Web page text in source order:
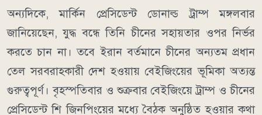
অন্যদিকে, মার্কিন প্রেসিডেন্ট ডোনাল্ড ট্রাম্প মঙ্গলবার
জানিয়েছেন, যুদ্ধ বন্ধে তিনি চীনের সহায়তার ওপর নির্ভর
করতে চান না। তবে ইরান বর্তমানে চীনের অন্যতম প্রধান
তেল সরবরাহকারী দেশ হওয়ায় বেইজিংয়ের ভূমিকা অত্যন্ত
গুরুত্বপূর্ণ। বৃহস্পতিবার ও শুক্রবার বেইজিংয়ে ট্রাম্প ও চীনের
প্রেসিডেন্ট শি জিনপিংয়ের মধ্যে বৈঠক অনুষ্ঠিত হওয়ার কথা